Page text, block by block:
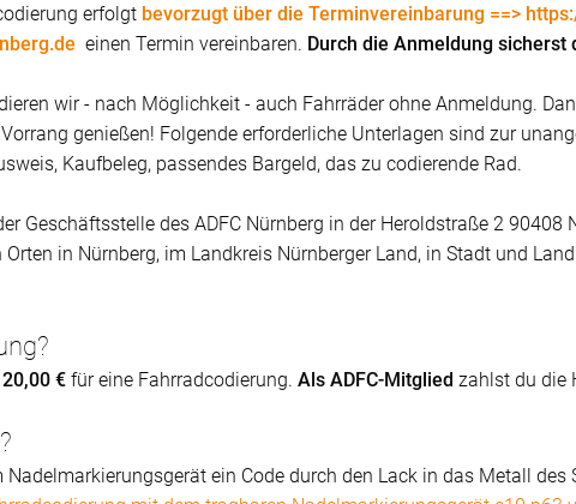
erfolgt bevorzugt über die Terminvereinbarung ==>
einen Termin vereinbaren. Durch die Anmeldung
wir - nach Möglichkeit - auch Fahrräder ohne Anmeldung.
genießen! Folgende erforderliche Unterlagen sind zur
Kaufbeleg, passendes Bargeld, das zu codierende Rad.
Geschäftsstelle des ADFC Nürnberg in der Heroldstraße 2
in Nürnberg, im Landkreis Nürnberger Land, in Stadt und
20,00 € für eine Fahrradcodierung.Als ADFC-Mitglied zahlst du die
ein Code durch den Lack in das Metall des